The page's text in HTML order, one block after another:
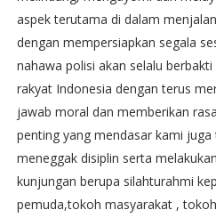
aspek terutama di dalam
dengan mempersiapkan segala
nahawa polisi akan selalu
rakyat Indonesia dengan terus
jawab moral dan memberikan
penting yang mendasar kami
meneggak disiplin serta
kunjungan berupa silahturahmi
pemuda,tokoh masyarakat ,